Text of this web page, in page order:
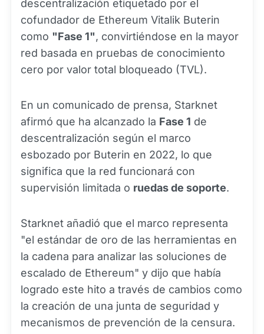
descentralización etiquetado por el
cofundador de Ethereum Vitalik Buterin
como "Fase 1", convirtiéndose en la mayor
red basada en pruebas de conocimiento
cero por valor total bloqueado (TVL).
En un comunicado de prensa, Starknet
afirmó que ha alcanzado la Fase 1 de
descentralización según el marco
esbozado por Buterin en 2022, lo que
significa que la red funcionará con
supervisión limitada o ruedas de soporte.
Starknet añadió que el marco representa
"el estándar de oro de las herramientas en
la cadena para analizar las soluciones de
escalado de Ethereum" y dijo que había
logrado este hito a través de cambios como
la creación de una junta de seguridad y
mecanismos de prevención de la censura.